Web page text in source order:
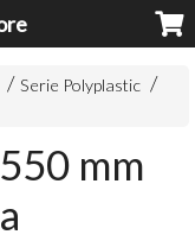
Serie Polyplastic
mm